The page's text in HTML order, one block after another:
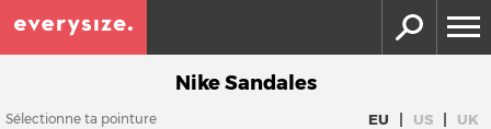
Nike Sandales
Sélectionne ta pointure EU | US | UK